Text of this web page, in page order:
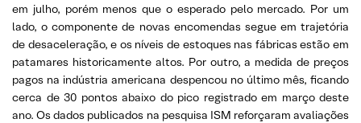
em julho, porém menos que o esperado pelo mercado. Por um
lado, o componente de novas encomendas segue em trajetória
de desaceleração, e os níveis de estoques nas fábricas estão em
patamares historicamente altos. Por outro, a medida de preços
pagos na indústria americana despencou no último mês, ficando
cerca de 30 pontos abaixo do pico registrado em março deste
ano. Os dados publicados na pesquisa ISM reforçaram avaliações